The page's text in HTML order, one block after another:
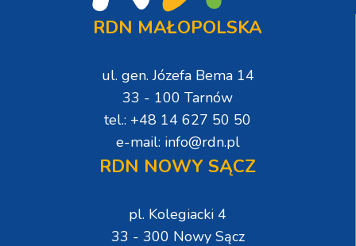
RDN MAŁOPOLSKA
ul. gen. Józefa Bema 14
33 - 100 Tarnów
tel.: +48 14 627 50 50
e-mail: info@rdn.pl
RDN NOWY SĄCZ
pl. Kolegiacki 4
33 - 300 Nowy Sącz